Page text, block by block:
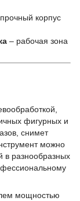
корпус
– рабочая зона
фигурных и
снимет
можно
в разнообразных
мощностью